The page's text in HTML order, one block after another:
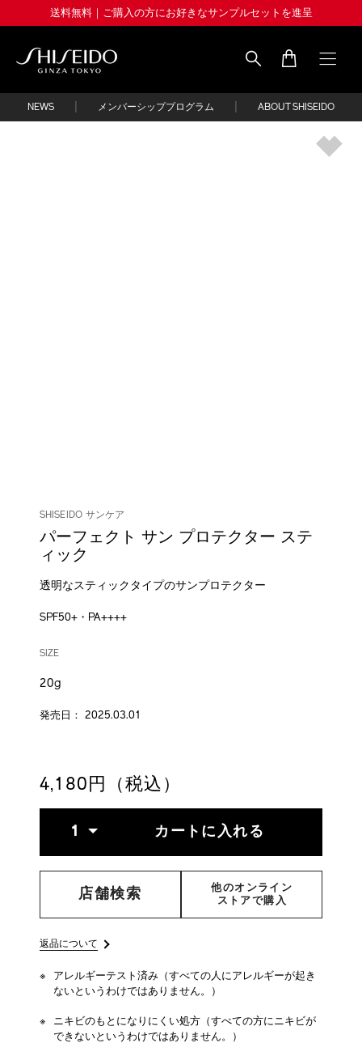
content
送料無料｜ご購入の方にお好きなサンプルセットを進呈
Shiseido
NEWS メンバーシッププログラム ABOUT SHISEIDO
SHISEIDO サンケア
パーフェクト サン プロテクター ステ
ィック
透明なスティックタイプのサンプロテクター
SPF50+・PA++++
DETAILS
/shiseido-
sun-
stick-
商
番
4514254206171
VARIATIONS
SIZE
20g
発売日： 2025.03.01
4,180円（税込）
OPTIONS
ACTIONS
1 カートに入れる
店舗検索
他のオンライン
ストアで購入
返品について
アレルギーテスト済み（すべての人にアレルギーが起き
ないというわけではありません。）
ニキビのもとになりにくい処方（すべての方にニキビが
できないというわけではありません。）